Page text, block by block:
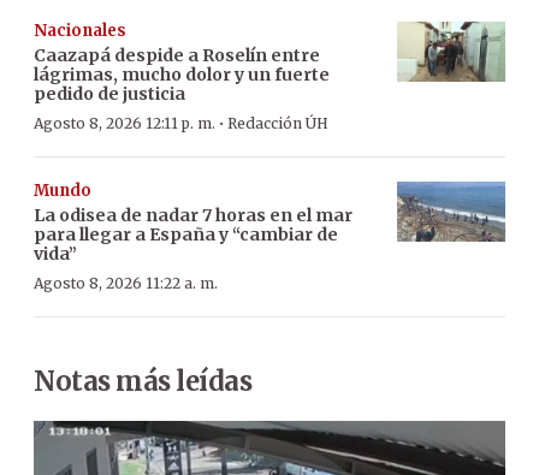
Nacionales
Caazapá despide a Roselín entre
lágrimas, mucho dolor y un fuerte
pedido de justicia
Agosto 8, 2026 12:11 p. m. · Redacción ÚH
Mundo
La odisea de nadar 7 horas en el mar
para llegar a España y “cambiar de
vida”
Agosto 8, 2026 11:22 a. m.
Notas más leídas